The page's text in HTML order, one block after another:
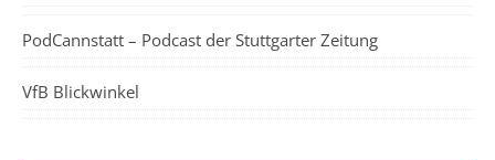
PodCannstatt – Podcast der Stuttgarter Zeitung
VfB Blickwinkel